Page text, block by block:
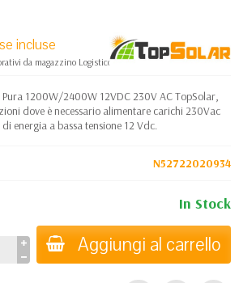
incluse
da magazzino Logistico Europa
1200W/2400W 12VDC 230V AC TopSolar,
dove è necessario alimentare carichi 230Vac
energia a bassa tensione 12 Vdc.
N52722020934
In Stock
Aggiungi al carrello